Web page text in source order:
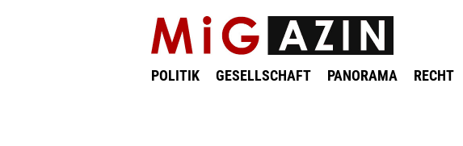
POLITIK GESELLSCHAFT PANORAMA RECHT